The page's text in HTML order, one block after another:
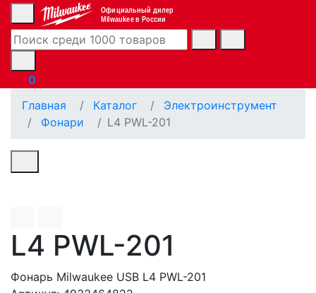
Официальный дилер
Milwaukee в России
0
Главная
Каталог
Электроинструмент
Фонари
L4 PWL-201
L4 PWL-201
Фонарь Milwaukee USB L4 PWL-201